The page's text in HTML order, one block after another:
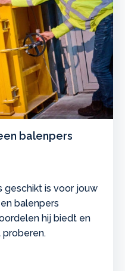
balenpers
is voor jouw
balenpers
hij biedt en